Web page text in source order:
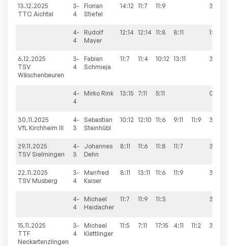
13.12.2025
TTC Aichtal
3-
4
Florian
Stiefel
14:12 11:7 11:9 3:0
4-
4
Rudolf
Mayer
12:14 12:14 11:8 8:11 1:3
6.12.2025
TSV
Wäschenbeuren
3-
4
Fabian
Schmieja
11:7 11:4 10:12 13:11 3:1
4-
4
Mirko Rink 13:15 7:11 5:11 0:3
30.11.2025
VfL Kirchheim III
4-
3
Sebastian
Steinhübl
10:12 12:10 11:6 9:11 11:9 3:2
29.11.2025
TSV Sielmingen
4-
3
Johannes
Dehn
8:11 11:6 11:8 11:7 3:1
22.11.2025
TSV Musberg
3-
4
Manfred
Kaiser
8:11 13:11 11:6 11:9 3:1
4-
4
Michael
Haidacher
11:7 11:9 11:3 3:0
15.11.2025
TTF
Neckartenzlingen
3-
4
Michael
Klettlinger
11:5 7:11 17:15 4:11 11:2 3:2